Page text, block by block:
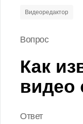
Видеоредактор
Вопрос
Как
видео
Ответ